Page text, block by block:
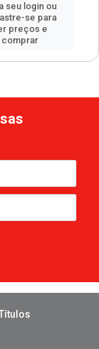
seu login ou
se para
preços e
comprar